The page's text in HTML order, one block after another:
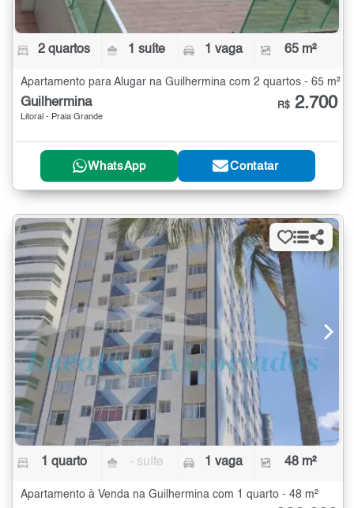
2 quartos 1 suíte 1 vaga 65 m²
Apartamento para Alugar na Guilhermina com 2 quartos - 65 m²
Guilhermina
Litoral - Praia Grande
R$ 2.700
WhatsApp Contatar
1 quarto - suíte 1 vaga 48 m²
Apartamento à Venda na Guilhermina com 1 quarto - 48 m²